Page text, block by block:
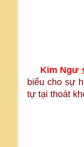
Kim Ngư
biểu cho sự
tự tại thoát